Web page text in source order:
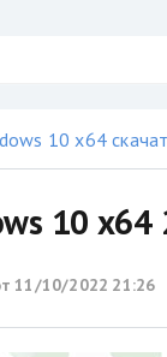
10 x64
10 x64
11/10/2022 21:26